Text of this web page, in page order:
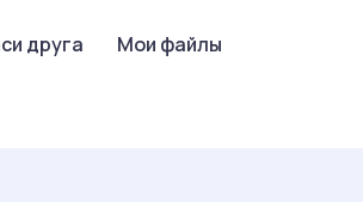
друга Мои файлы